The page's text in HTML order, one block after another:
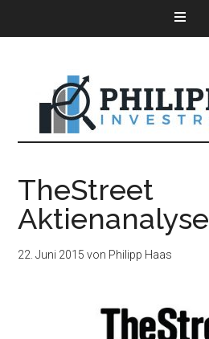
TheStreet
Aktienanalyse
22. Juni 2015 von Philipp Haas